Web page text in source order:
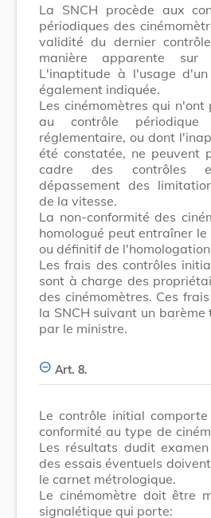
La SNCH procède aux
périodiques des
validité du dernier
manière apparente sur
L'inaptitude à l'usage
également indiquée.
Les cinémomètres qui n'ont
au contrôle
réglementaire, ou dont
été constatée, ne peuvent
cadre des contrôles
dépassement des
de la vitesse.
La non-conformité des
homologué peut entraîner
ou définitif de
Les frais des contrôles
sont à charge des
des cinémomètres. Ces
la SNCH suivant un
par le ministre.
Art. 8.
Le contrôle initial
conformité au type de
Les résultats dudit
des essais éventuels
le carnet métrologique.
Le cinémomètre doit être
signalétique qui porte: